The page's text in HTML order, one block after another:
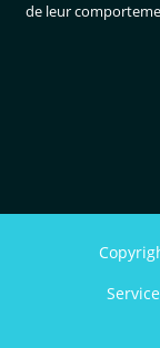
de leur